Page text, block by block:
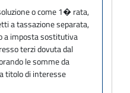
o come 1� rata,
a tassazione separata,
a imposta sostitutiva
terzi dovuta dal
le somme da
titolo di interesse